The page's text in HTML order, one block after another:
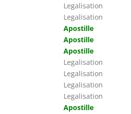
Legalisation
Legalisation
Apostille
Apostille
Apostille
Legalisation
Legalisation
Legalisation
Legalisation
Apostille